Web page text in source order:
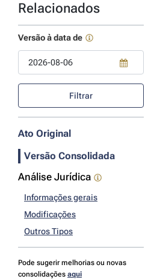
Relacionados
Versão à data de
Filtrar
Ato Original
Versão Consolidada
Análise Jurídica
Informações gerais
Modificações
Outros Tipos
Pode sugerir melhorias ou novas
consolidações aqui